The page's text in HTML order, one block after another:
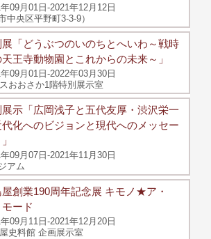
09月01日-2021年12月12日
中央区平野町3-3-9）
「どうぶつのいのちとへいわ～戦時
王寺動物園とこれからの未来～」
09月01日-2022年03月30日
おおさか1階特別展示室
示「広岡浅子と五代友厚・渋沢栄一
代化へのビジョンと現代へのメッセー
09月07日-2021年11月30日
アム
創業190周年記念展 キモノ★ア・
ード
09月11日-2021年12月20日
史料館 企画展示室